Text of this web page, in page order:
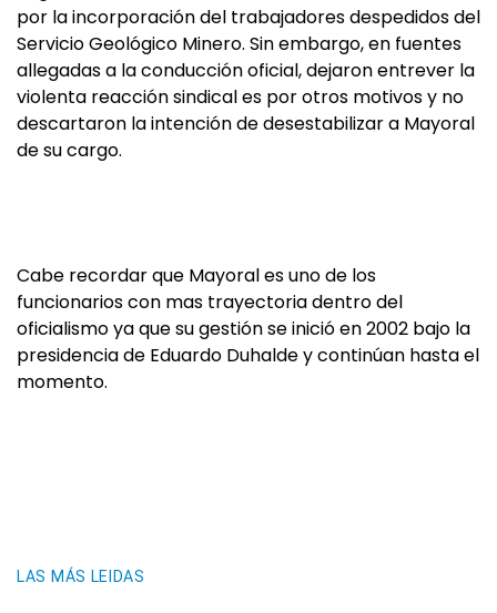
por la incorporación del trabajadores despedidos del
Servicio Geológico Minero. Sin embargo, en fuentes
allegadas a la conducción oficial, dejaron entrever la
violenta reacción sindical es por otros motivos y no
descartaron la intención de desestabilizar a Mayoral
de su cargo.
Cabe recordar que Mayoral es uno de los
funcionarios con mas trayectoria dentro del
oficialismo ya que su gestión se inició en 2002 bajo la
presidencia de Eduardo Duhalde y continúan hasta el
momento.
LAS MÁS LEIDAS